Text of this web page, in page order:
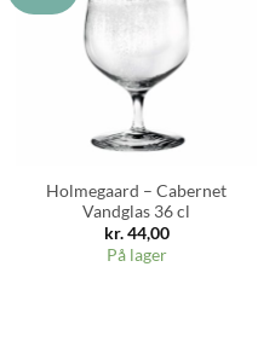
Holmegaard – Cabernet
Vandglas 36 cl
kr.44,00
På lager